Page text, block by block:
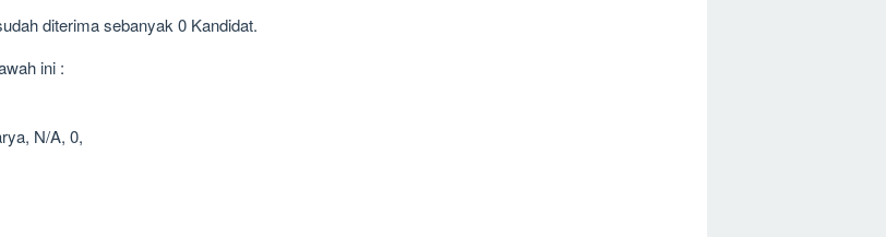
diterima sebanyak 0 Kandidat.
ini :
N/A, 0,